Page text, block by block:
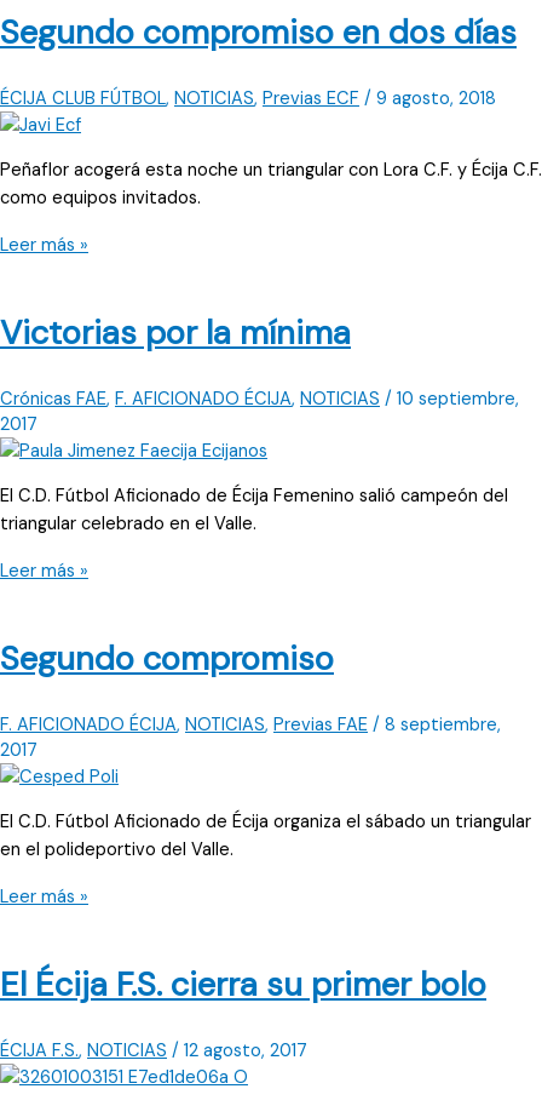
es
Lora
del
Río
Segundo compromiso en dos días
ÉCIJA CLUB FÚTBOL, NOTICIAS, Previas ECF / 9 agosto, 2018
Peñaflor acogerá esta noche un triangular con Lora C.F. y Écija C.F.
como equipos invitados.
Segundo
dos
Leer más »
Victorias por la mínima
Crónicas FAE, F. AFICIONADO ÉCIJA, NOTICIAS / 10 septiembre,
2017
El C.D. Fútbol Aficionado de Écija Femenino salió campeón del
triangular celebrado en el Valle.
Victorias
mínima
Leer más »
Segundo compromiso
F. AFICIONADO ÉCIJA, NOTICIAS, Previas FAE / 8 septiembre,
2017
El C.D. Fútbol Aficionado de Écija organiza el sábado un triangular
en el polideportivo del Valle.
Segundo
Leer más »
El Écija F.S. cierra su primer bolo
ÉCIJA F.S., NOTICIAS / 12 agosto, 2017